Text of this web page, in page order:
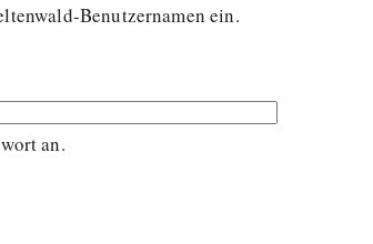
Benutzernamen ein.
an.